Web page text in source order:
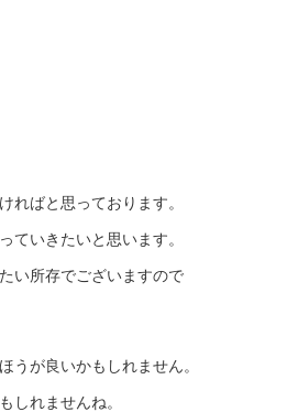
ればと思っております。
ていきたいと思います。
い所存でございますので
うが良いかもしれません。
しれませんね。